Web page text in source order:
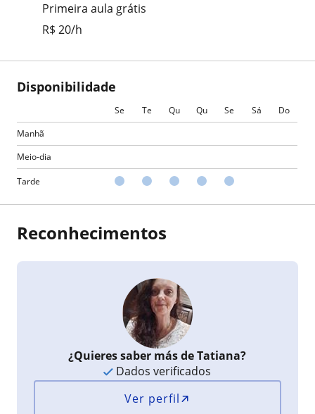
Primeira aula grátis
R$ 20/h
Disponibilidade
Se Te Qu Qu Se Sá
Do
Manhã
Meio-dia
Tarde
Reconhecimentos
¿Quieres saber más de Tatiana?
Dados verificados
Ver perfil